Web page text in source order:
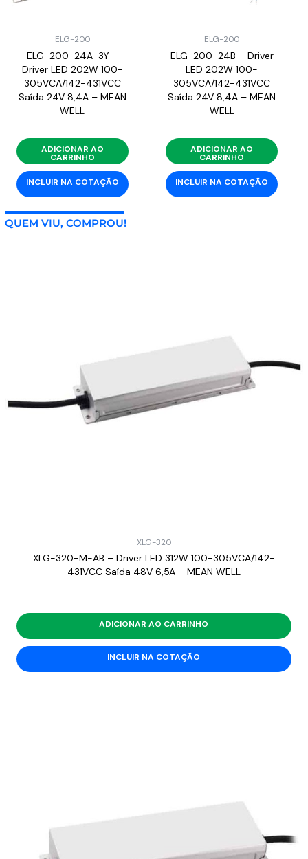
ELG-200
ELG-200-24A-3Y –
Driver LED 202W 100-
305VCA/142-431VCC
Saída 24V 8,4A – MEAN
WELL
ADICIONAR AO
CARRINHO
INCLUIR NA COTAÇÃO
ELG-200
ELG-200-24B – Driver
LED 202W 100-
305VCA/142-431VCC
Saída 24V 8,4A – MEAN
WELL
ADICIONAR AO
CARRINHO
INCLUIR NA COTAÇÃO
QUEM VIU, COMPROU!
XLG-320
XLG-320-M-AB – Driver LED 312W 100-305VCA/142-
431VCC Saída 48V 6,5A – MEAN WELL
ADICIONAR AO CARRINHO
INCLUIR NA COTAÇÃO